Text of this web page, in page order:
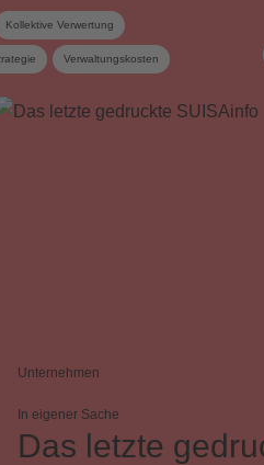
Kollektive Verwertung
Verwaltungskosten
Unternehmen
In eigener Sache
Das letzte